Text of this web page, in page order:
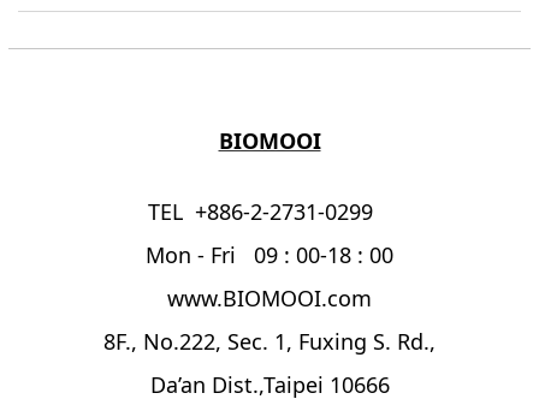
BIOMOOI
TEL +886-2-2731-0299
Mon - Fri 09 : 00-18 : 00
www.BIOMOOI.com
8F., No.222, Sec. 1, Fuxing S. Rd.,
Da’an Dist.,Taipei 10666